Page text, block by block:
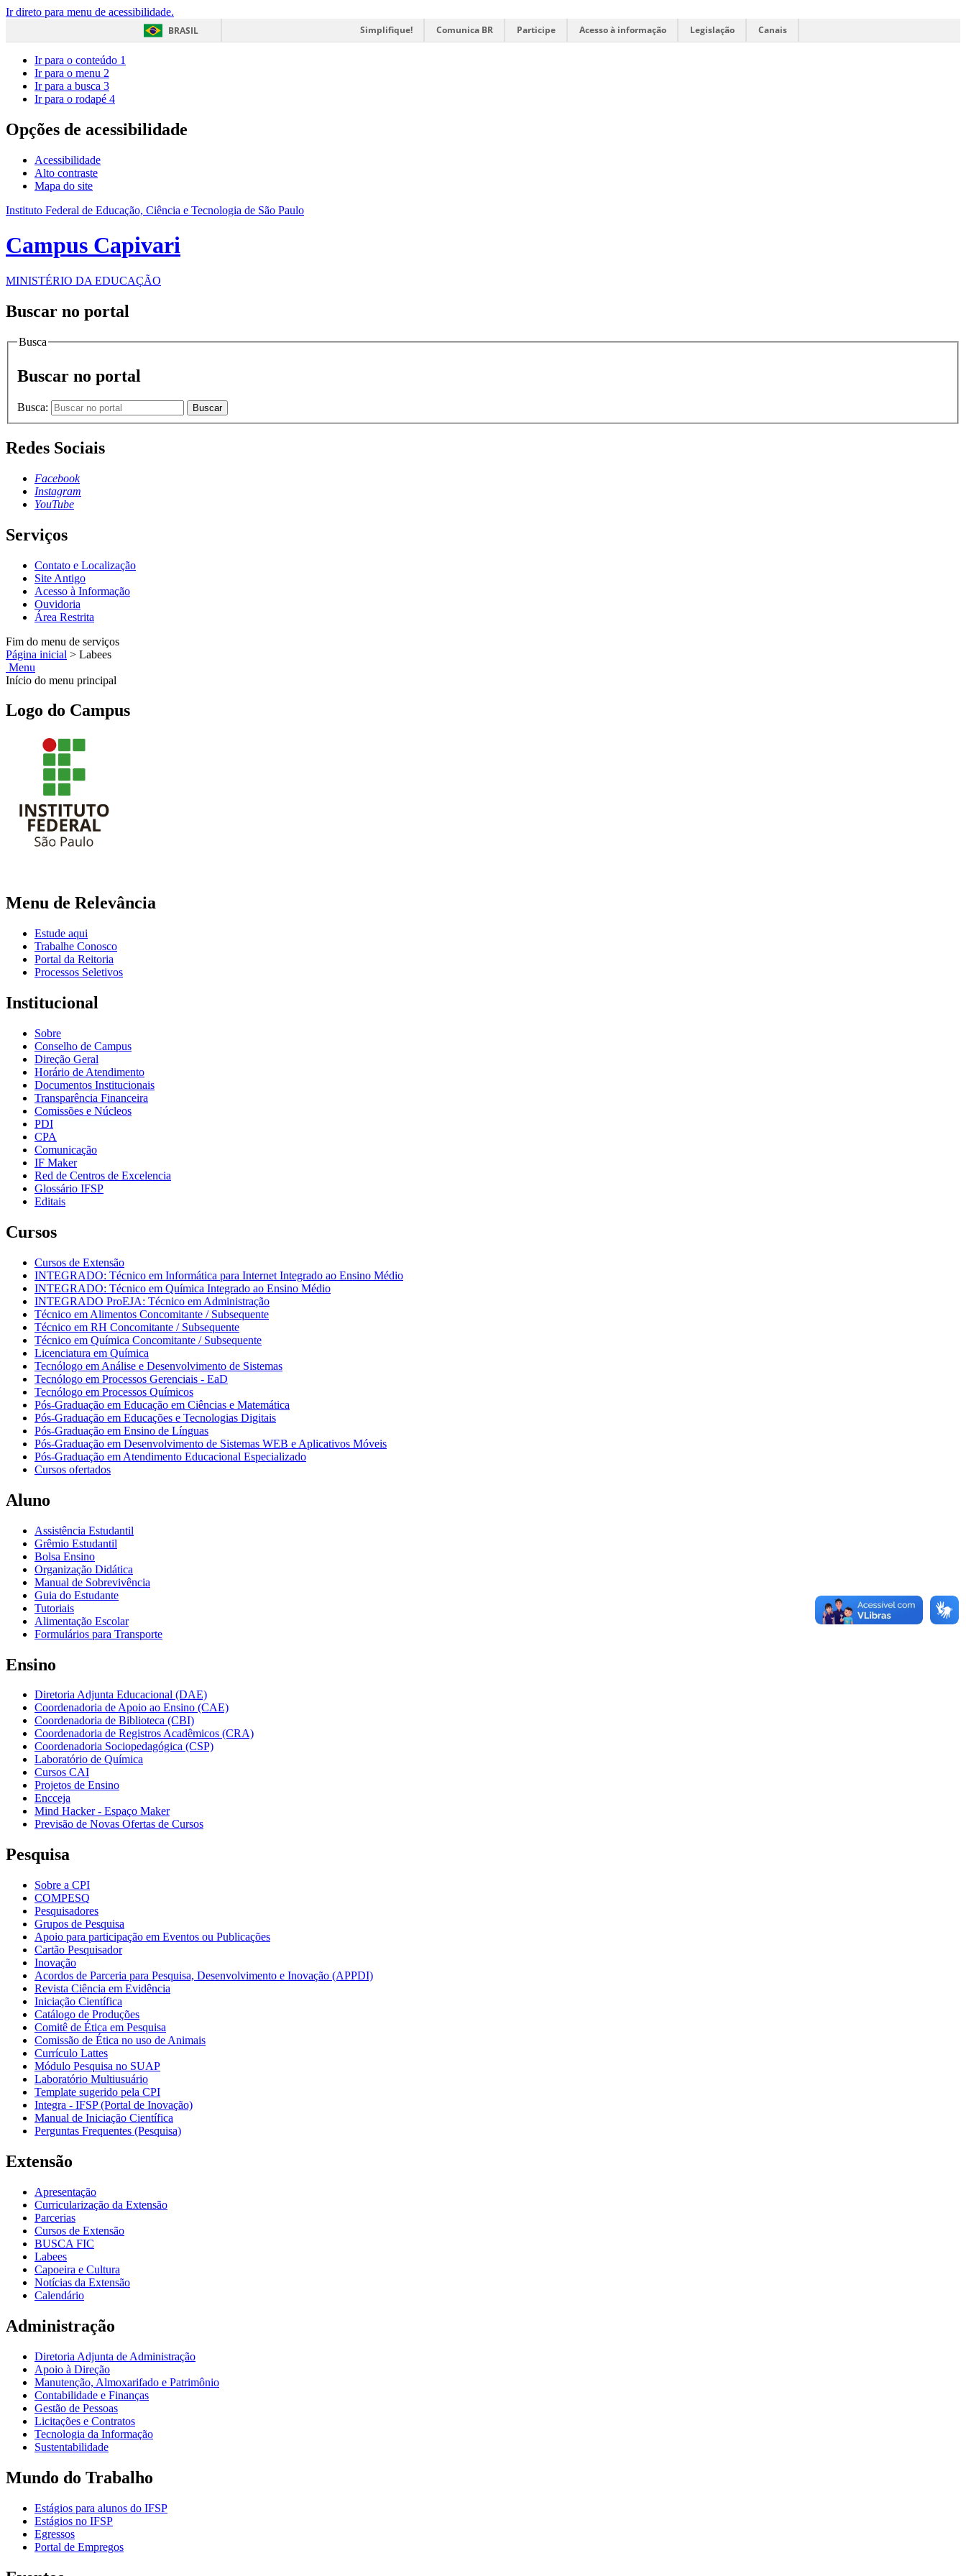
Ir direto para menu de acessibilidade.
BRASIL
Simplifique! Comunica BR Participe Acesso à informação Legislação Canais
Ir para o conteúdo 1
Ir para o menu 2
Ir para a busca 3
Ir para o rodapé 4
Opções de acessibilidade
Acessibilidade
Alto contraste
Mapa do site
Instituto Federal de Educação, Ciência e Tecnologia de São Paulo
Campus Capivari
MINISTÉRIO DA EDUCAÇÃO
Buscar no portal
Busca
Buscar no portal
Busca: Buscar
Redes Sociais
Facebook
Instagram
YouTube
Serviços
Contato e Localização
Site Antigo
Acesso à Informação
Ouvidoria
Área Restrita
Fim do menu de serviços
Página inicial > Labees
Menu
Início do menu principal
Logo do Campus
Menu de Relevância
Estude aqui
Trabalhe Conosco
Portal da Reitoria
Processos Seletivos
Institucional
Sobre
Conselho de Campus
Direção Geral
Horário de Atendimento
Documentos Institucionais
Transparência Financeira
Comissões e Núcleos
PDI
CPA
Comunicação
IF Maker
Red de Centros de Excelencia
Glossário IFSP
Editais
Cursos
Cursos de Extensão
INTEGRADO: Técnico em Informática para Internet Integrado ao Ensino Médio
INTEGRADO: Técnico em Química Integrado ao Ensino Médio
INTEGRADO ProEJA: Técnico em Administração
Técnico em Alimentos Concomitante / Subsequente
Técnico em RH Concomitante / Subsequente
Técnico em Química Concomitante / Subsequente
Licenciatura em Química
Tecnólogo em Análise e Desenvolvimento de Sistemas
Tecnólogo em Processos Gerenciais - EaD
Tecnólogo em Processos Químicos
Pós-Graduação em Educação em Ciências e Matemática
Pós-Graduação em Educações e Tecnologias Digitais
Pós-Graduação em Ensino de Línguas
Pós-Graduação em Desenvolvimento de Sistemas WEB e Aplicativos Móveis
Pós-Graduação em Atendimento Educacional Especializado
Cursos ofertados
Aluno
Assistência Estudantil
Grêmio Estudantil
Bolsa Ensino
Organização Didática
Manual de Sobrevivência
Guia do Estudante
Tutoriais
Alimentação Escolar
Formulários para Transporte
Ensino
Diretoria Adjunta Educacional (DAE)
Coordenadoria de Apoio ao Ensino (CAE)
Coordenadoria de Biblioteca (CBI)
Coordenadoria de Registros Acadêmicos (CRA)
Coordenadoria Sociopedagógica (CSP)
Laboratório de Química
Cursos CAI
Projetos de Ensino
Encceja
Mind Hacker - Espaço Maker
Previsão de Novas Ofertas de Cursos
Pesquisa
Sobre a CPI
COMPESQ
Pesquisadores
Grupos de Pesquisa
Apoio para participação em Eventos ou Publicações
Cartão Pesquisador
Inovação
Acordos de Parceria para Pesquisa, Desenvolvimento e Inovação (APPDI)
Revista Ciência em Evidência
Iniciação Científica
Catálogo de Produções
Comitê de Ética em Pesquisa
Comissão de Ética no uso de Animais
Currículo Lattes
Módulo Pesquisa no SUAP
Laboratório Multiusuário
Template sugerido pela CPI
Integra - IFSP (Portal de Inovação)
Manual de Iniciação Científica
Perguntas Frequentes (Pesquisa)
Extensão
Apresentação
Curricularização da Extensão
Parcerias
Cursos de Extensão
BUSCA FIC
Labees
Capoeira e Cultura
Notícias da Extensão
Calendário
Administração
Diretoria Adjunta de Administração
Apoio à Direção
Manutenção, Almoxarifado e Patrimônio
Contabilidade e Finanças
Gestão de Pessoas
Licitações e Contratos
Tecnologia da Informação
Sustentabilidade
Mundo do Trabalho
Estágios para alunos do IFSP
Estágios no IFSP
Egressos
Portal de Empregos